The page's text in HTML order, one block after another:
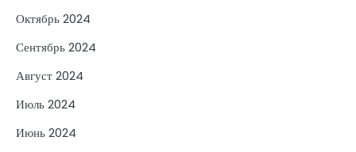
Октябрь 2024
Сентябрь 2024
Август 2024
Июль 2024
Июнь 2024